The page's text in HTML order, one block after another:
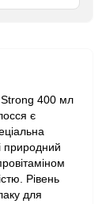
400 мл
є
природний
Рівень
для